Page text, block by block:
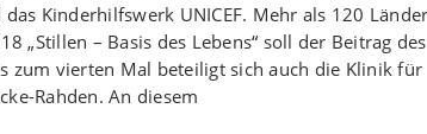
Kinderhilfswerk UNICEF. Mehr als 120 Länder
– Basis des Lebens“ soll der Beitrag des
zum vierten Mal beteiligt sich auch die Klinik für
Rahden. An diesem